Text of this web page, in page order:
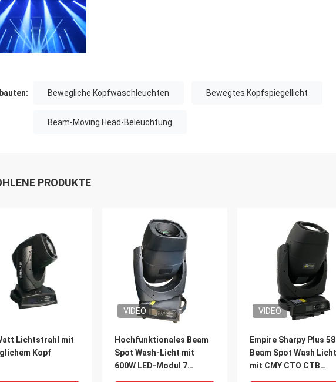
Bewegliche Kopfwaschleuchten Bewegtes Kopfspiegellicht
Beam-Moving Head-Beleuchtung
PRODUKTE
Lichtstrahl mit
Kopf
VIDEO
Hochfunktionales Beam
Spot Wash-Licht mit
600W LED-Modul 7
VIDEO
Empire Sharpy Plus
Beam Spot Wash Licht
mit CMY CTO CTB